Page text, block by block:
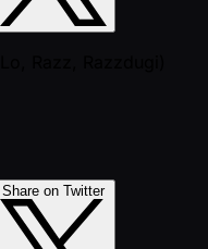
Share on Twitter